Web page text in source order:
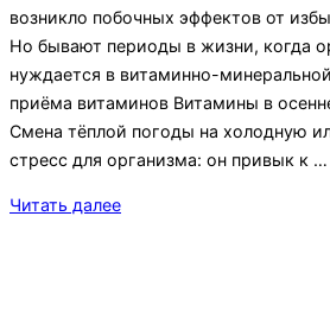
возникло побочных эффектов от
Но бывают периоды в жизни, когда
нуждается в витаминно-
приёма витаминов Витамины в
Смена тёплой погоды на холодную
стресс для организма: он привык к …
Читать далее«В